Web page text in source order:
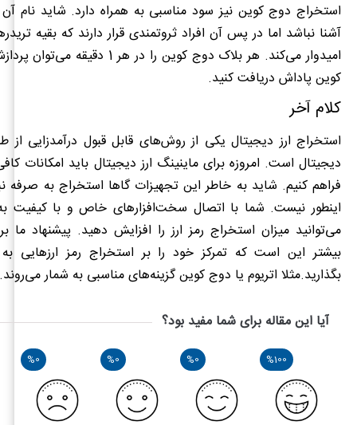
استخراج دوج کوین نیز سود مناسبی به همراه دارد. شاید نام
آشنا نباشد اما در پس آن افراد ثروتمندی قرار دارند که بقیه
کوین پاداش دریافت کنید.
کلام آخر
استخراج ارز دیجیتال یکی از روش‌های قابل قبول درآمدزایی از
دیجیتال است. امروزه برای ماینینگ ارز دیجیتال باید امکانات
فراهم کنیم. شاید به خاطر این تجهیزات گاها استخراج به صرفه
اینطور نیست. شما با اتصال سخت‌افزارهای خاص و با کیفیت
می‌توانید میزان استخراج رمز ارز را افزایش دهید. پیشنهاد ما
بیشتر این است که تمرکز خود را بر استخراج رمز ارزهایی
بگذارید.مثلا اتریوم یا دوج کوین گزینه‌های مناسبی به شمار می‌روند.
آیا این مقاله برای شما مفید بود؟
%100
%0
%0
%0